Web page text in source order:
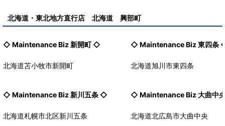
北海道・東北地方直行店 北海道 興部町
◇ Maintenance Biz新開町 ◇
北海道苫小牧市新開町
◇ Maintenance Biz東四条
北海道旭川市東四条
◇ Maintenance Biz新川五条 ◇
北海道札幌市北区新川五条
◇ Maintenance Biz大曲中
北海道北広島市大曲中央